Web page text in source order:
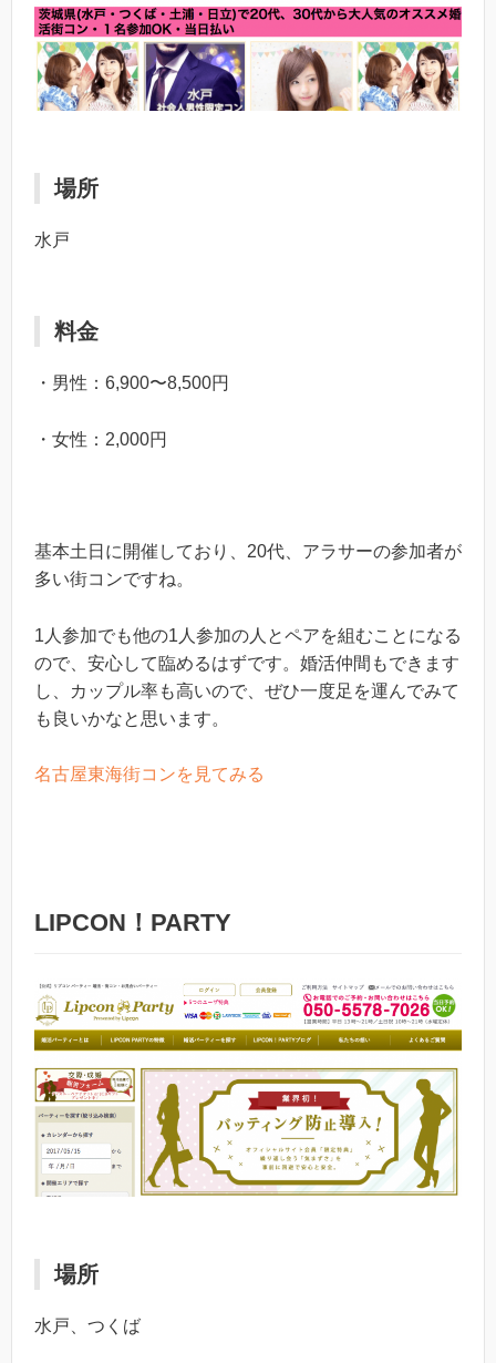
場所
水戸
料金
・男性：6,900〜8,500円
・女性：2,000円
基本土日に開催しており、20代、アラサーの参加者が
多い街コンですね。
1人参加でも他の1人参加の人とペアを組むことになる
ので、安心して臨めるはずです。婚活仲間もできます
し、カップル率も高いので、ぜひ一度足を運んでみて
も良いかなと思います。
名古屋東海街コンを見てみる
LIPCON！PARTY
場所
水戸、つくば